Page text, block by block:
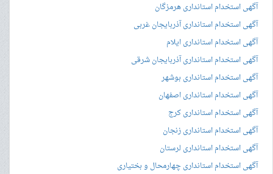
آگهی استخدام استانداری هرمزگان
آگهی استخدام استانداری آذربایجان غربی
آگهی استخدام استانداری ایلام
آگهی استخدام استانداری آذربایجان شرقی
آگهی استخدام استانداری بوشهر
آگهی استخدام استانداری اصفهان
آگهی استخدام استانداری کرج
آگهی استخدام استانداری زنجان
آگهی استخدام استانداری لرستان
آگهی استخدام استانداری چهارمحال و بختیاری